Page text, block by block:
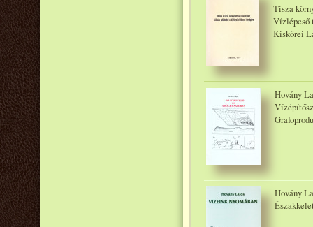
Tisza
Vízlépcső
Kiskörei
Hovány
Hovány